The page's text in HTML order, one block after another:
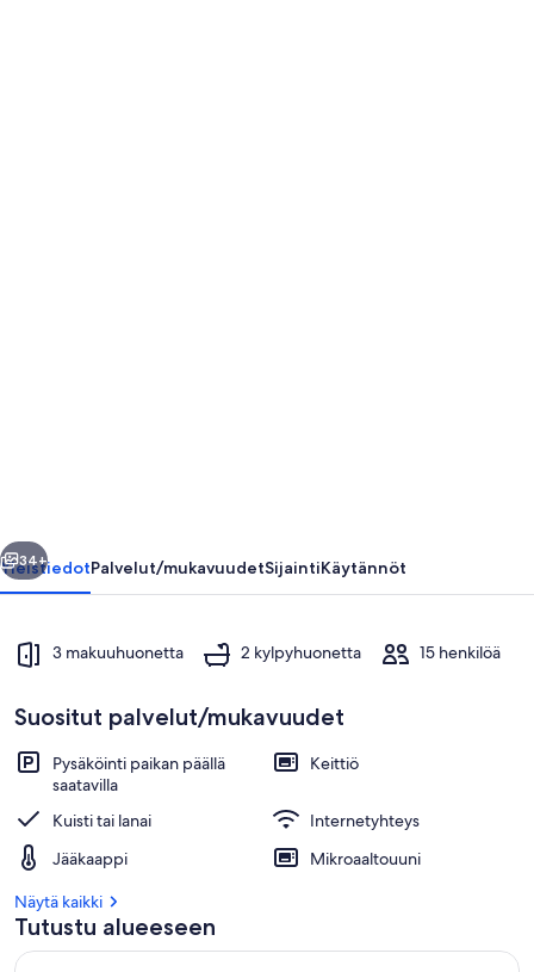
Ulkoalueet
Seuraava
34+
YleistiedotPalvelut/mukavuudetSijaintiKäytännöt
3 makuuhuonetta 2 kylpyhuonetta 15 henkilöä
Suositut palvelut/mukavuudet
Pysäköinti paikan päällä
saatavilla
Keittiö
Kuisti tai lanai
Internetyhteys
Jääkaappi
Mikroaaltouuni
Näytä kaikki
Tutustu alueeseen